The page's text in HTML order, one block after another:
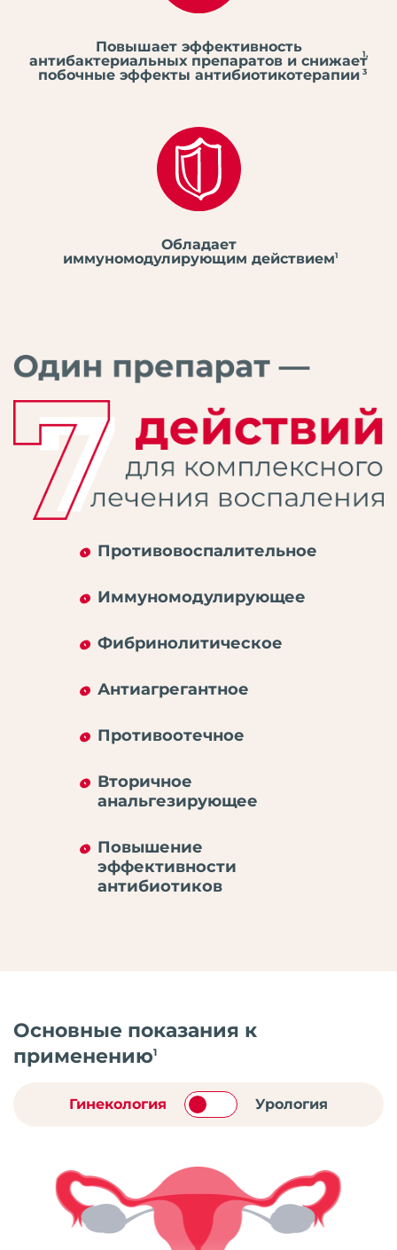
Повышает эффективность
антибактериальных препаратов и снижает
побочные эффекты антибиотикотерапии
1,
3
Обладает
иммуномодулирующим действием1
Противовоспалительное
Иммуномодулирующее
Фибринолитическое
Антиагрегантное
Противоотечное
Вторичное
анальгезирующее
Повышение
эффективности
антибиотиков
Основные показания к
применению1
Гинекология Урология